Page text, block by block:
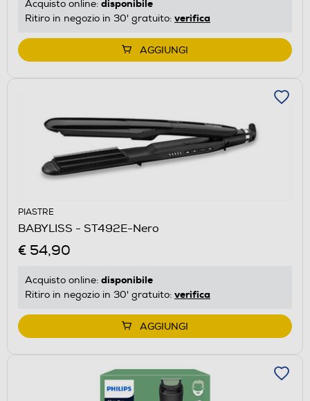
Acquisto online: disponibile
Ritiro in negozio in 30' gratuito: verifica
AGGIUNGI
PIASTRE
BABYLISS - ST492E-Nero
€ 54,90
Acquisto online: disponibile
Ritiro in negozio in 30' gratuito: verifica
AGGIUNGI